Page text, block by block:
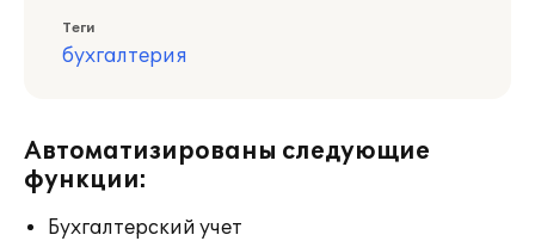
Теги
бухгалтерия
Автоматизированы следующие
функции:
Бухгалтерский учет